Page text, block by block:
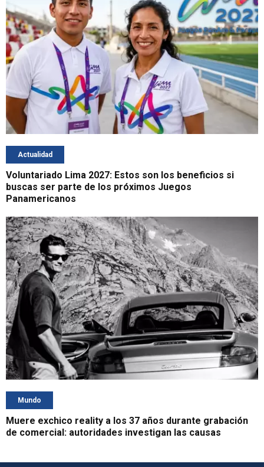
Actualidad
Voluntariado Lima 2027: Estos son los beneficios si
buscas ser parte de los próximos Juegos
Panamericanos
Mundo
Muere exchico reality a los 37 años durante grabación
de comercial: autoridades investigan las causas